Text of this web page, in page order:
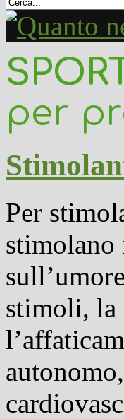
per
Per
stimolano
stimoli, la
autonomo